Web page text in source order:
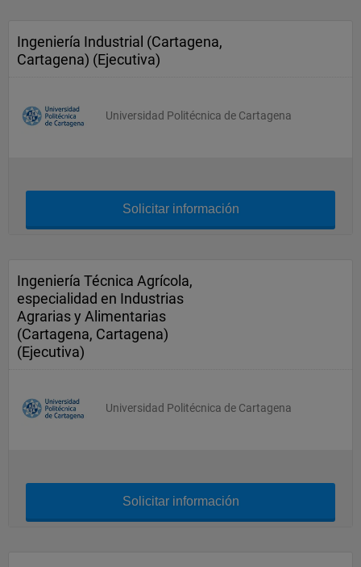
Ingeniería Industrial (Cartagena,
Cartagena) (Ejecutiva)
Universidad Politécnica de Cartagena
Solicitar información
Ingeniería Técnica Agrícola,
especialidad en Industrias
Agrarias y Alimentarias
(Cartagena, Cartagena)
(Ejecutiva)
Universidad Politécnica de Cartagena
Solicitar información